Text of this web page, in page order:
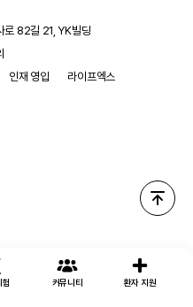
험 커뮤니티 환자 지원
로 82길 21, YK빌딩
인재 영입
라이프엑스